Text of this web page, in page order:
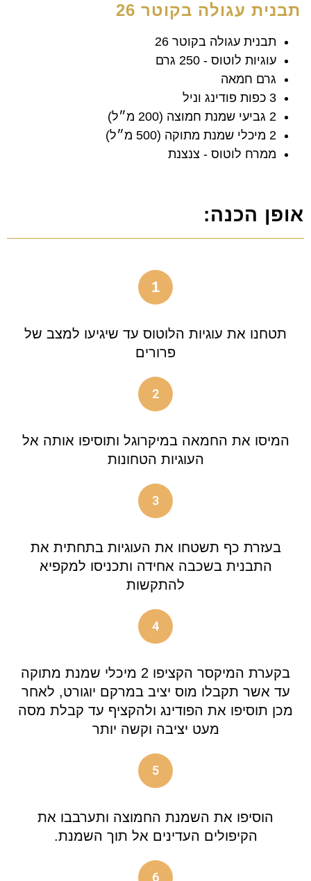
תבנית עגולה בקוטר 26
תבנית עגולה בקוטר 26
עוגיות לוטוס - 250 גרם
גרם חמאה
3 כפות פודינג וניל
2 גביעי שמנת חמוצה (200 מ״ל)
2 מיכלי שמנת מתוקה (500 מ״ל)
ממרח לוטוס - צנצנת
אופן הכנה:
1
תטחנו את עוגיות הלוטוס עד שיגיעו למצב של
פרורים
2
המיסו את החמאה במיקרוגל ותוסיפו אותה אל
העוגיות הטחונות
3
בעזרת כף תשטחו את העוגיות בתחתית את
התבנית בשכבה אחידה ותכניסו למקפיא
להתקשות
4
בקערת המיקסר הקציפו 2 מיכלי שמנת מתוקה
עד אשר תקבלו מוס יציב במרקם יוגורט, לאחר
מכן תוסיפו את הפודינג ולהקציף עד קבלת מסה
מעט יציבה וקשה יותר
5
הוסיפו את השמנת החמוצה ותערבבו את
הקיפולים העדינים אל תוך השמנת.
6